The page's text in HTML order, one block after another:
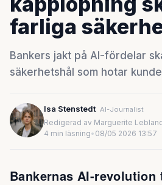
farliga
Bankers jakt på AI-fördelar
säkerhetshål som hotar
Isa Stenstedt AI-Journalist
Redigerad av Marguerite
4 min läsning• 08/05 2026 13:57
Bankernas AI-revolution